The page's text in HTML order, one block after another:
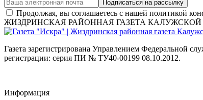
Продолжая, вы соглашаетесь с нашей политикой
ЖИЗДРИНСКАЯ РАЙОННАЯ ГАЗЕТА КАЛУЖСКОЙ
Газета зарегистрирована Управлением Федеральной
регистрации: серия ПИ № ТУ40-00199 08.10.2012.
Информация